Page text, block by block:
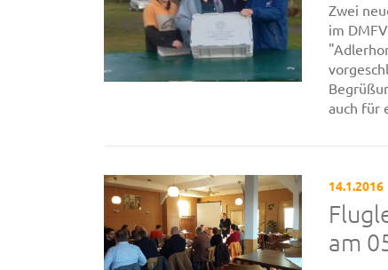
Zwei
im
auch für
14.1.2016
am